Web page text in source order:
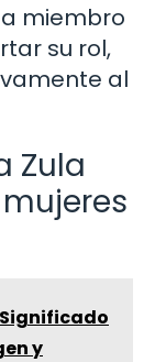
miembro
su rol,
al
Zula
Significado
y